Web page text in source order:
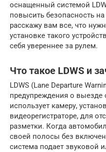
оснащенный системой
повысить безопасность на
расскажу вам все, что
установке такого
себя увереннее за рулем.
Что такое LDWS и
LDWS (Lane Departure
предупреждения о
использует камеру,
видеорегистраторе, для
разметки. Когда
своей полосы без
система подает звуковой